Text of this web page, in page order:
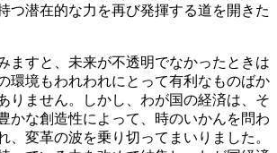
つ潜在的な力を再び発揮する道を開きた
ますと、未来が不透明でなかったときは
環境もわれわれにとって有利なものばか
りません。しかし、わが国の経済は、そ
かな創造性によって、時のいかんを問わ
、変革の波を乗り切ってまいりました。